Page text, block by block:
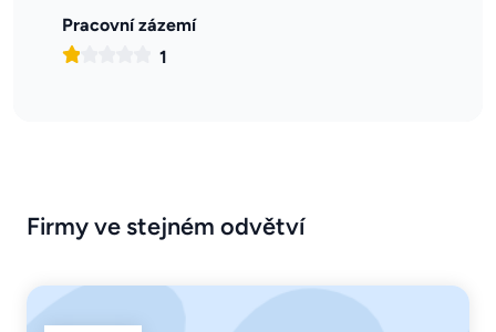
Pracovní zázemí
1
Firmy ve stejném odvětví